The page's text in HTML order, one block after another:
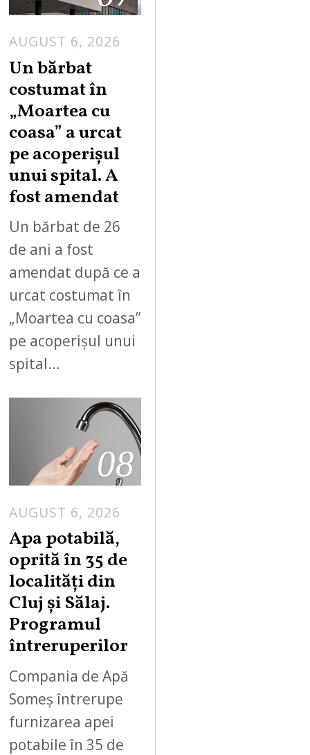
AUGUST 6, 2026
Un bărbat
costumat în
„Moartea cu
coasa” a urcat
pe acoperișul
unui spital. A
fost amendat
Un bărbat de 26
de ani a fost
amendat după ce a
urcat costumat în
„Moartea cu coasa”
pe acoperișul unui
spital…
08
AUGUST 6, 2026
Apa potabilă,
oprită în 35 de
localități din
Cluj și Sălaj.
Programul
întreruperilor
Compania de Apă
Someș întrerupe
furnizarea apei
potabile în 35 de